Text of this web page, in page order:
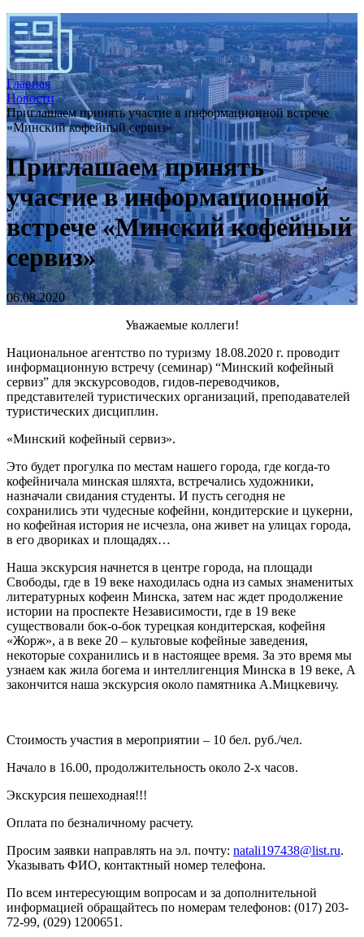
Главная
Новости
Приглашаем принять участие в информационной встрече
«Минский кофейный сервиз»
Приглашаем принять
участие в информационной
встрече «Минский кофейный
сервиз»
06.08.2020
Уважаемые коллеги!
Национальное агентство по туризму 18.08.2020 г. проводит
информационную встречу (семинар) “Минский кофейный
сервиз” для экскурсоводов, гидов-переводчиков,
представителей туристических организаций, преподавателей
туристических дисциплин.
«Минский кофейный сервиз».
Это будет прогулка по местам нашего города, где когда-то
кофейничала минская шляхта, встречались художники,
назначали свидания студенты. И пусть сегодня не
сохранились эти чудесные кофейни, кондитерские и цукерни,
но кофейная история не исчезла, она живет на улицах города,
в его двориках и площадях…
Наша экскурсия начнется в центре города, на площади
Свободы, где в 19 веке находилась одна из самых знаменитых
литературных кофеин Минска, затем нас ждет продолжение
истории на проспекте Независимости, где в 19 веке
существовали бок-о-бок турецкая кондитерская, кофейня
«Жорж», а в веке 20 – культовые кофейные заведения,
некоторые сохранились и в настоящее время. За это время мы
узнаем как жила богема и интеллигенция Минска в 19 веке, А
закончится наша экскурсия около памятника А.Мицкевичу.
Стоимость участия в мероприятии – 10 бел. руб./чел.
Начало в 16.00, продолжительность около 2-х часов.
Экскурсия пешеходная!!!
Оплата по безналичному расчету.
Просим заявки направлять на эл. почту: natali197438@list.ru.
Указывать ФИО, контактный номер телефона.
По всем интересующим вопросам и за дополнительной
информацией обращайтесь по номерам телефонов: (017) 203-
72-99, (029) 1200651.